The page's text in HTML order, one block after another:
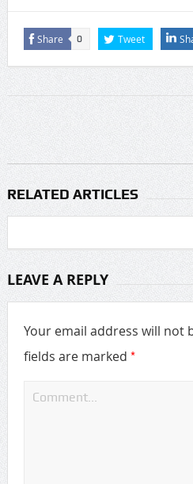
Share 0 Tweet
RELATED ARTICLES
LEAVE A REPLY
Your email address will not
fields are marked *